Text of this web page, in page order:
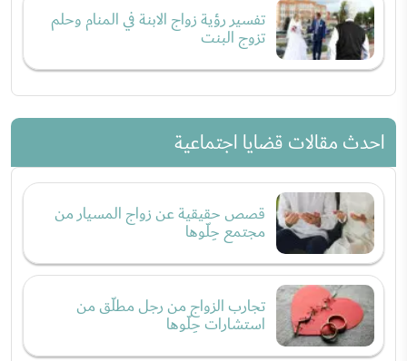
تفسير رؤية زواج الابنة في المنام وحلم
تزوج البنت
احدث مقالات قضايا اجتماعية
قصص حقيقية عن زواج المسيار من
مجتمع حِلّوها
تجارب الزواج من رجل مطلّق من
استشارات حِلّوها